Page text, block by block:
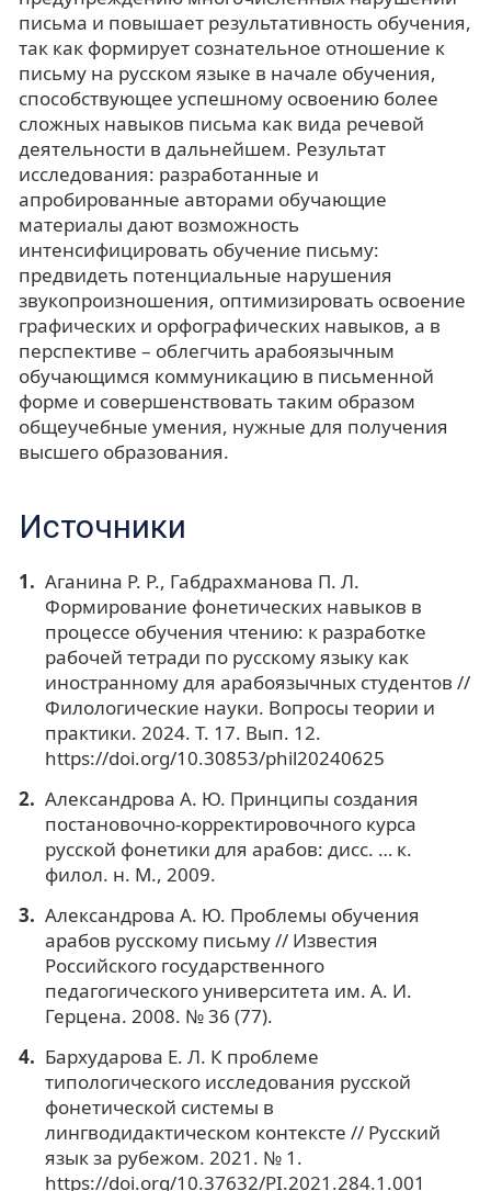
письма и повышает результативность обучения,
так как формирует сознательное отношение к
письму на русском языке в начале обучения,
способствующее успешному освоению более
сложных навыков письма как вида речевой
деятельности в дальнейшем. Результат
исследования: разработанные и
апробированные авторами обучающие
материалы дают возможность
интенсифицировать обучение письму:
предвидеть потенциальные нарушения
звукопроизношения, оптимизировать освоение
графических и орфографических навыков, а в
перспективе – облегчить арабоязычным
обучающимся коммуникацию в письменной
форме и совершенствовать таким образом
общеучебные умения, нужные для получения
высшего образования.
Источники
Аганина Р. Р., Габдрахманова П. Л.
Формирование фонетических навыков в
процессе обучения чтению: к разработке
рабочей тетради по русскому языку как
иностранному для арабоязычных студентов //
Филологические науки. Вопросы теории и
практики. 2024. Т. 17. Вып. 12.
https://doi.org/10.30853/phil20240625
Александрова А. Ю. Принципы создания
постановочно-корректировочного курса
русской фонетики для арабов: дисс. … к.
филол. н. М., 2009.
Александрова А. Ю. Проблемы обучения
арабов русскому письму // Известия
Российского государственного
педагогического университета им. А. И.
Герцена. 2008. № 36 (77).
Бархударова Е. Л. К проблеме
типологического исследования русской
фонетической системы в
лингводидактическом контексте // Русский
язык за рубежом. 2021. № 1.
https://doi.org/10.37632/PI.2021.284.1.001